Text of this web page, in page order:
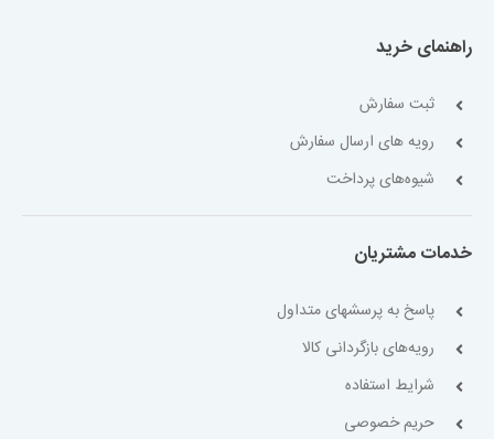
راهنمای خرید
ثبت سفارش
رویه های ارسال سفارش
شیوه‌های پرداخت
خدمات مشتریان
پاسخ به پرسشهای متداول
رویه‌های بازگردانی کالا
شرایط استفاده
حریم خصوصی